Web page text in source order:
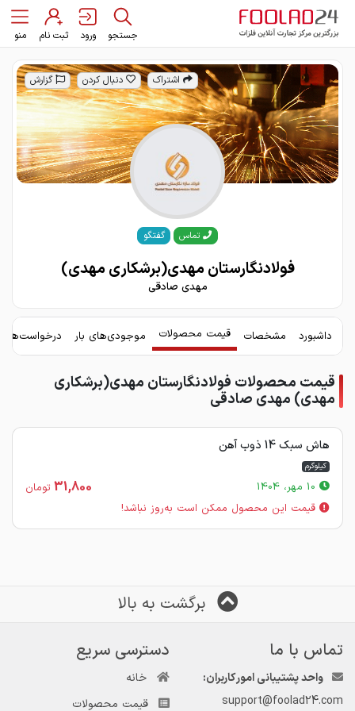
جستجو ورود ثبت نام منو
اشتراک دنبال کردن گزارش
تماس گفتگو
فولادنگارستان مهدی(برشکاری مهدی)
مهدی صادقی
داشبورد مشخصات قیمت محصولات موجودی‌های بار
قیمت محصولات فولادنگارستان مهدی(برشکاری
مهدی) مهدی صادقی
هاش سبک 14 ذوب آهن
کیلوگرم
31,800 تومان
قیمت این محصول ممکن است به‌روز نباشد!
برگشت به بالا
تماس با ما
واحد پشتیبانی امور کاربران:
support@foolad24.com
دسترسی سریع
خانه
قیمت محصولات